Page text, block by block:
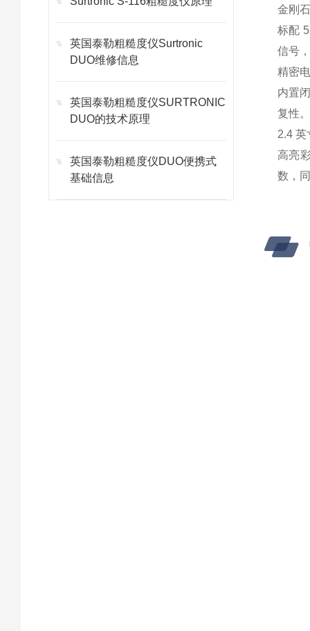
英国泰勒粗糙度仪Surtronic
DUO维修信息
英国泰勒粗糙度仪SURTRONIC
DUO的技术原理
英国泰勒粗糙度仪DUO便携式
基础信息
金刚
标配
信号
精密
内置
复性
2.4 英
高亮
数，